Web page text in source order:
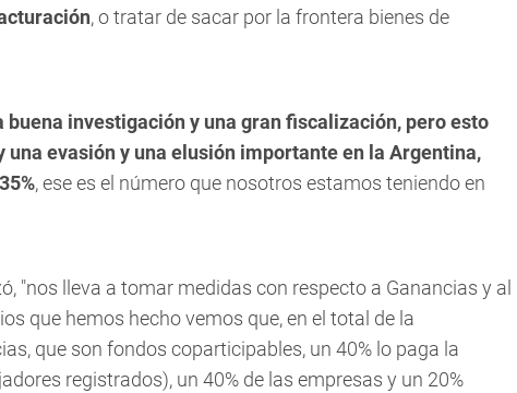
, o tratar de sacar por la frontera bienes de
buena investigación y una gran fiscalización, pero esto
una evasión y una elusión importante en la Argentina,
, ese es el número que nosotros estamos teniendo en
"nos lleva a tomar medidas con respecto a Ganancias y al
que hemos hecho vemos que, en el total de la
que son fondos coparticipables, un 40% lo paga la
registrados), un 40% de las empresas y un 20%